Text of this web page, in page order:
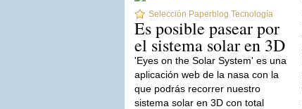
Selección Paperblog Tecnología
Es posible pasear por
el sistema solar en 3D
'Eyes on the Solar System' es una
aplicación web de la nasa con la
que podrás recorrer nuestro
sistema solar en 3D con total